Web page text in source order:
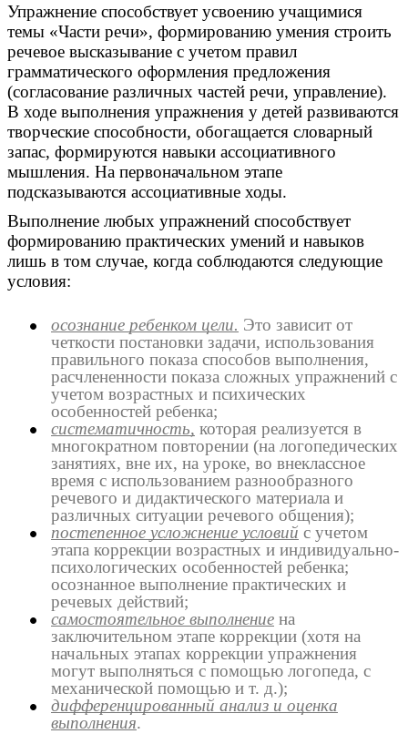
Упражнение способствует усвоению учащимися
темы «Части речи», формированию умения строить
речевое высказывание с учетом правил
грамматического оформления предложения
(согласование различных частей речи, управление).
В ходе выполнения упражнения у детей развиваются
творческие способности, обогащается словарный
запас, формируются навыки ассоциативного
мышления. На первоначальном этапе
подсказываются ассоциативные ходы.
Выполнение любых упражнений способствует
формированию практических умений и навыков
лишь в том случае, когда соблюдаются следующие
условия:
осознание ребенком цели. Это зависит от
четкости постановки задачи, использования
правильного показа способов выполнения,
расчлененности показа сложных упражнений с
учетом возрастных и психических
особенностей ребенка;
систематичность, которая реализуется в
многократном повторении (на логопедических
занятиях, вне их, на уроке, во внеклассное
время с использованием разнообразного
речевого и дидактического материала и
различных ситуации речевого общения);
постепенное усложнение условий с учетом
этапа коррекции возрастных и индивидуально-
психологических особенностей ребенка;
осознанное выполнение практических и
речевых действий;
самостоятельное выполнение на
заключительном этапе коррекции (хотя на
начальных этапах коррекции упражнения
могут выполняться с помощью логопеда, с
механической помощью и т. д.);
дифференцированный анализ и оценка
выполнения.